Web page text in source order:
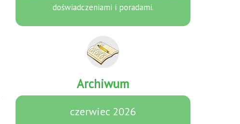
doświadczeniami i poradami.
Archiwum
czerwiec 2026